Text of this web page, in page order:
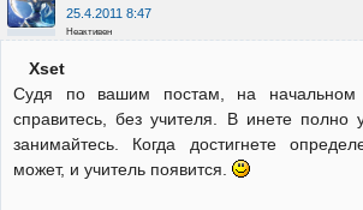
25.4.2011 8:47
Неактивен
Xset
Судя по вашим постам, на
справитесь, без учителя. В инете полно
занимайтесь. Когда достигнете
может, и учитель появится.